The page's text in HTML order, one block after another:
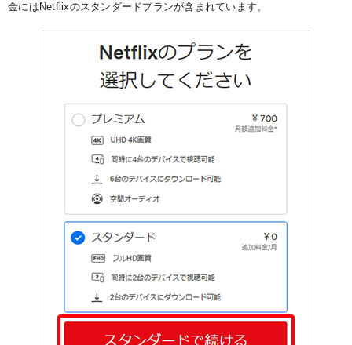
金にはNetflixのスタンダードプランが含まれています。